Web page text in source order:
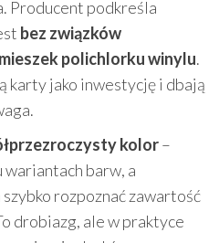
Producent podkreśla
bez związków
polichlorku winylu.
karty jako inwestycję i dbają
kolor–
barw, a
rozpoznać zawartość
drobiazg, ale w praktyce